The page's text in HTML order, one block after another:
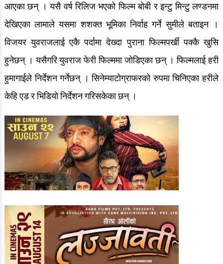
आएका छन् । यसै वर्ष रिलिज भएको फिल्म बोबी र इन्टु मिन्टु लण्डनमा
देखिएका लामाले यसमा शशक्त भूमिका निर्वाह गर्ने सुमीले बताइन ।
विजयर युवराजलाई एकै पर्दामा देख्दा पुराना फिल्मपर्खी पक्कै खुसि
हुनेछन् । यसैगरि युवराज फेरी फिल्ममा जोडिएका छन् । फिल्मलाई हरी
हुमागाईले निर्देशन गर्नेछन् । सिनेम्याटोग्राफरको रुपमा चिनिएका हरीले
केहि एड र भिडियो निर्देशन गरिसकेका छन् ।